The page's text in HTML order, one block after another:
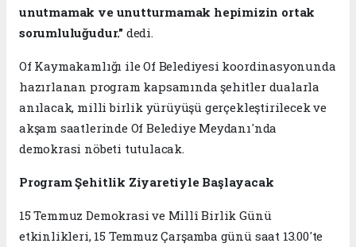
unutmamak ve unutturmamak hepimizin ortak
sorumluluğudur." dedi.
Of Kaymakamlığı ile Of Belediyesi koordinasyonunda
hazırlanan program kapsamında şehitler dualarla
anılacak, milli birlik yürüyüşü gerçekleştirilecek ve
akşam saatlerinde Of Belediye Meydanı'nda
demokrasi nöbeti tutulacak.
Program Şehitlik Ziyaretiyle Başlayacak
15 Temmuz Demokrasi ve Millî Birlik Günü
etkinlikleri, 15 Temmuz Çarşamba günü saat 13.00'te